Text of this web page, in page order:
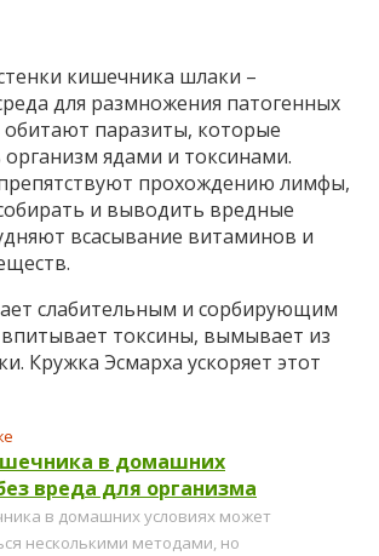
кишечника шлаки –
для размножения патогенных
обитают паразиты, которые
ядами и токсинами.
прохождению лимфы,
и выводить вредные
всасывание витаминов и
слабительным и сорбирующим
токсины, вымывает из
Кружка Эсмарха ускоряет этот
в домашних
вреда для организма
в домашних условиях может
несколькими методами, но